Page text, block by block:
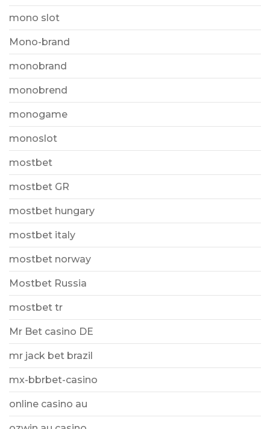
mono slot
Mono-brand
monobrand
monobrend
monogame
monoslot
mostbet
mostbet GR
mostbet hungary
mostbet italy
mostbet norway
Mostbet Russia
mostbet tr
Mr Bet casino DE
mr jack bet brazil
mx-bbrbet-casino
online casino au